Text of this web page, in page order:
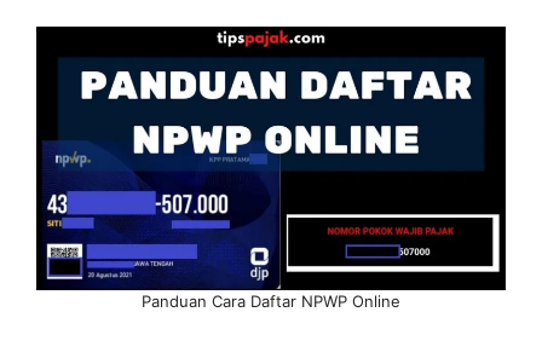
Panduan Cara Daftar NPWP Online